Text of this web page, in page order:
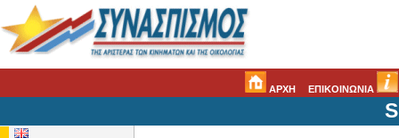
ΑΡΧΗ ΕΠΙΚΟΙΝΩΝΙΑ